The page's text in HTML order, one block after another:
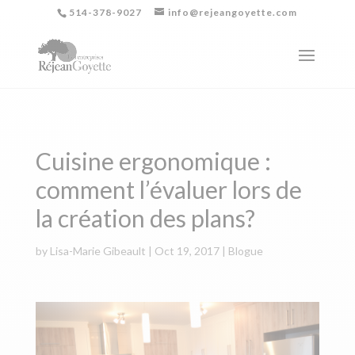
514-378-9027 info@rejeangoyette.com
Cuisine ergonomique :
comment l’évaluer lors de
la création des plans?
by Lisa-Marie Gibeault | Oct 19, 2017| Blogue